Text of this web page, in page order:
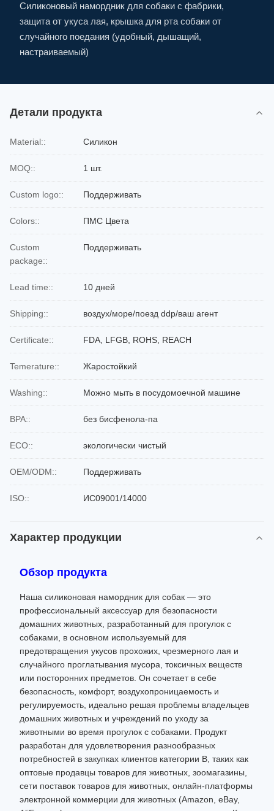
Силиконовый намордник для собаки с фабрики,
защита от укуса лая, крышка для рта собаки от
случайного поедания (удобный, дышащий,
настраиваемый)
Детали продукта
Material:: Силикон
MOQ:: 1 шт.
Custom logo:: Поддерживать
Colors:: ПМС Цвета
Custom
package::
Поддерживать
Lead time:: 10 дней
Shipping:: воздух/море/поезд ddp/ваш агент
Certificate:: FDA, LFGB, ROHS, REACH
Temerature:: Жаростойкий
Washing:: Можно мыть в посудомоечной машине
BPA:: без бисфенола-па
ECO:: экологически чистый
OEM/ODM:: Поддерживать
ISO:: ИС09001/14000
Характер продукции
Обзор продукта
Наша силиконовая намордник для собак — это
профессиональный аксессуар для безопасности
домашних животных, разработанный для прогулок с
собаками, в основном используемый для
предотвращения укусов прохожих, чрезмерного лая и
случайного проглатывания мусора, токсичных веществ
или посторонних предметов. Он сочетает в себе
безопасность, комфорт, воздухопроницаемость и
регулируемость, идеально решая проблемы владельцев
домашних животных и учреждений по уходу за
животными во время прогулок с собаками. Продукт
разработан для удовлетворения разнообразных
потребностей в закупках клиентов категории B, таких как
оптовые продавцы товаров для животных, зоомагазины,
сети поставок товаров для животных, онлайн-платформы
электронной коммерции для животных (Amazon, eBay,